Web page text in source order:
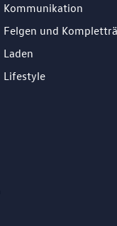
Kommunikation
Felgen und
Laden
Lifestyle